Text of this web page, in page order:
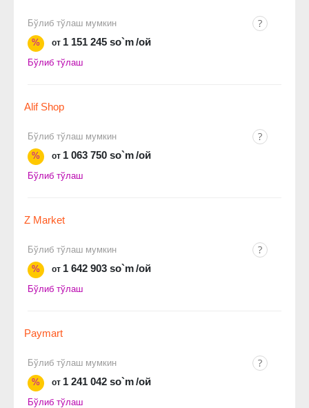
Бўлиб тўлаш мумкин
%
от 1 151 245 so`m/ой
Бўлиб тўлаш
Alif Shop
Бўлиб тўлаш мумкин
%
от 1 063 750 so`m/ой
Бўлиб тўлаш
Z Market
Бўлиб тўлаш мумкин
%
от 1 642 903 so`m/ой
Бўлиб тўлаш
Paymart
Бўлиб тўлаш мумкин
%
от 1 241 042 so`m/ой
Бўлиб тўлаш